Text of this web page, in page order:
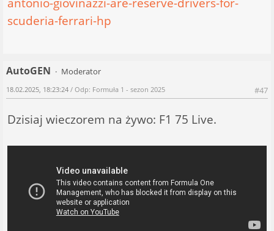
scuderia-ferrari-hp
AutoGEN
Moderator
#47
18.02.2025, 18:23:24 / Odp: Formuła 1 - sezon 2025
Dzisiaj wieczorem na żywo: F1 75 Live.